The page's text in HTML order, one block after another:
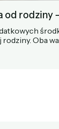
rodziny
Oba